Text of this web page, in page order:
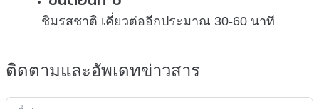
ชิมรสชาติ เคี่ยวต่ออีกประมาณ 30-60 นาที
ติดตามและอัพเดทข่าวสาร